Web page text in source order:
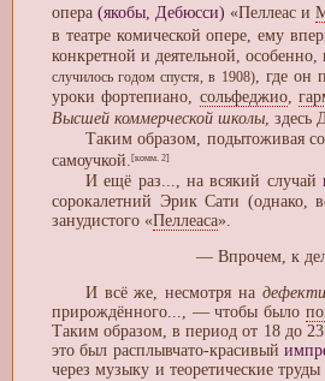
опера (якобы, Дебюсси) «Пеллеас и
в театре комической опере, ему
конкретной и деятельной,
случилось годом спустя, в 1908), где он
уроки фортепиано, сольфеджио,
Высшей коммерческой школы, здесь
Таким образом, подытоживая
самоучкой. [комм. 2]
И ещё раз..., на всякий случай
сорокалетний Эрик Сати (однако,
занудистого «Пеллеаса».
— Впрочем, к
И всё же, несмотря на
прирождённого..., — чтобы было
Таким образом, в период от 18 до
это был расплывчато-красивый
через музыку и теоретические